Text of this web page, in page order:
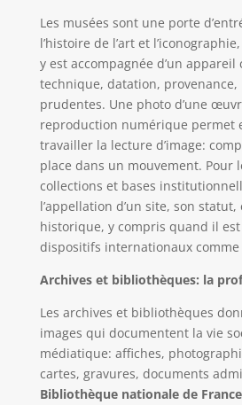
Les musées sont une porte
l’histoire de l’art et
y est accompagnée d’un
technique, datation,
prudentes. Une photo d’une
reproduction numérique permet
travailler la lecture d’image:
place dans un mouvement. Pour
collections et bases
l’appellation d’un site, son
historique, y compris quand il est
dispositifs internationaux comme
Archives et bibliothèques: la
Les archives et bibliothèques
images qui documentent la vie
médiatique: affiches,
cartes, gravures, documents
Bibliothèque nationale de France